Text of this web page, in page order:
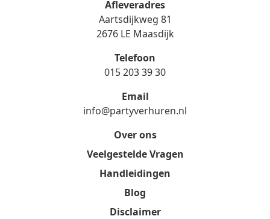
Afleveradres
Aartsdijkweg 81
2676 LE Maasdijk
Telefoon
015 203 39 30
Email
info@partyverhuren.nl
Over ons
Veelgestelde Vragen
Handleidingen
Blog
Disclaimer